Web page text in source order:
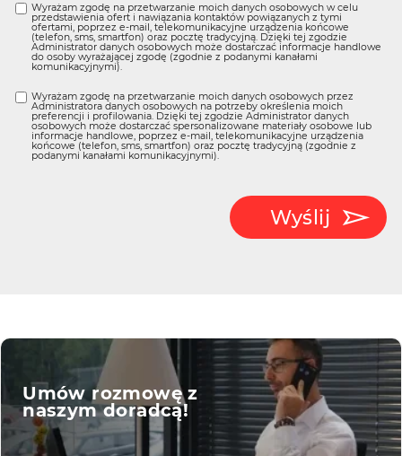
Wyrażam zgodę na przetwarzanie moich danych osobowych w celu
przedstawienia ofert i nawiązania kontaktów powiązanych z tymi
ofertami, poprzez e-mail, telekomunikacyjne urządzenia końcowe
(telefon, sms, smartfon) oraz pocztę tradycyjną. Dzięki tej zgodzie
Administrator danych osobowych może dostarczać informacje handlowe
do osoby wyrażającej zgodę (zgodnie z podanymi kanałami
komunikacyjnymi).
Wyrażam zgodę na przetwarzanie moich danych osobowych przez
Administratora danych osobowych na potrzeby określenia moich
preferencji i profilowania. Dzięki tej zgodzie Administrator danych
osobowych może dostarczać spersonalizowane materiały osobowe lub
informacje handlowe, poprzez e-mail, telekomunikacyjne urządzenia
końcowe (telefon, sms, smartfon) oraz pocztę tradycyjną (zgodnie z
podanymi kanałami komunikacyjnymi).
Wyślij
Umów rozmowę z
naszym doradcą!